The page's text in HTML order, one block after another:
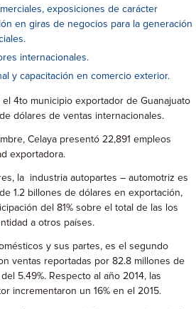
exposiciones de carácter
en giras de negocios para la generación
internacionales.
y capacitación en comercio exterior.
el 4to municipio exportador de Guanajuato
dólares de ventas internacionales.
Celaya presentó 22,891 empleos
exportadora.
la industria autopartes – automotriz es
1.2 billones de dólares en exportación,
del 81% sobre el total de las los
a otros países.
y sus partes, es el segundo
ventas reportadas por 82.8 millones de
5.49%. Respecto al año 2014, las
incrementaron un 16% en el 2015.